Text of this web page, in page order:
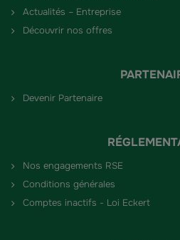
Actualités – Entreprise
Découvrir nos offres
Devenir Partenaire
Nos engagements RSE
Conditions générales
Comptes inactifs - Loi Eckert